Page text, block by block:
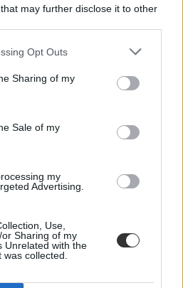
that may further disclose it to other
Opt Outs
Sharing of my
Sale of my
my
Advertising.
Use,
Sharing of my
Unrelated with the
collected.